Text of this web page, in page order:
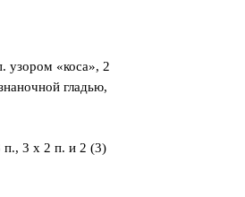
узором «коса», 2
гладью,
п., 3 x 2 п. и 2 (3)